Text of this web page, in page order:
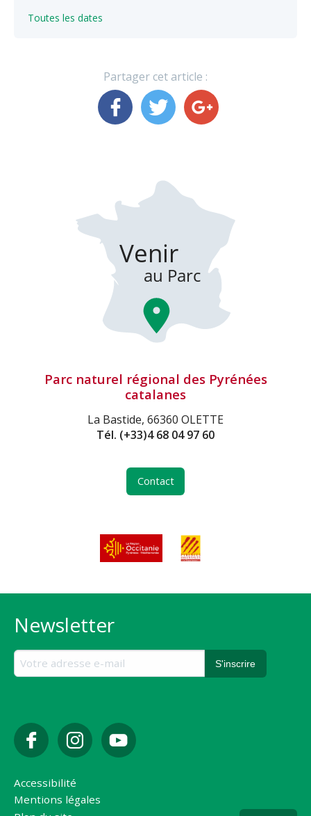
Toutes les dates
Partager cet article :
Parc naturel régional des Pyrénées
catalanes
La Bastide, 66360 OLETTE
Tél. (+33)4 68 04 97 60
Contact
Newsletter
Accessibilité
Mentions légales